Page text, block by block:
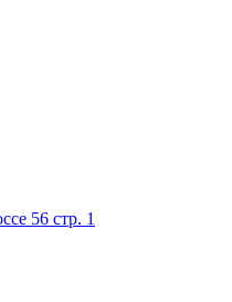
56 стр. 1